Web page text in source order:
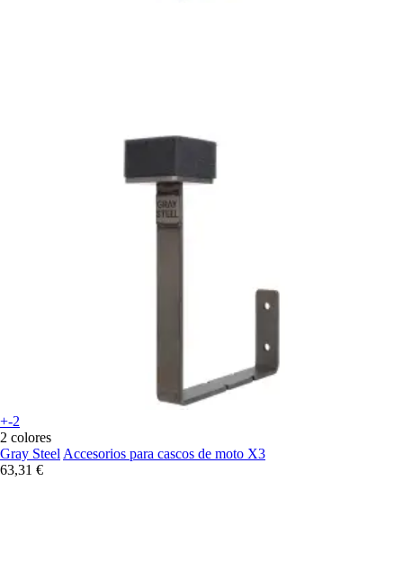
+-2
2 colores
Gray Steel Accesorios para cascos de moto X3
63,31 €